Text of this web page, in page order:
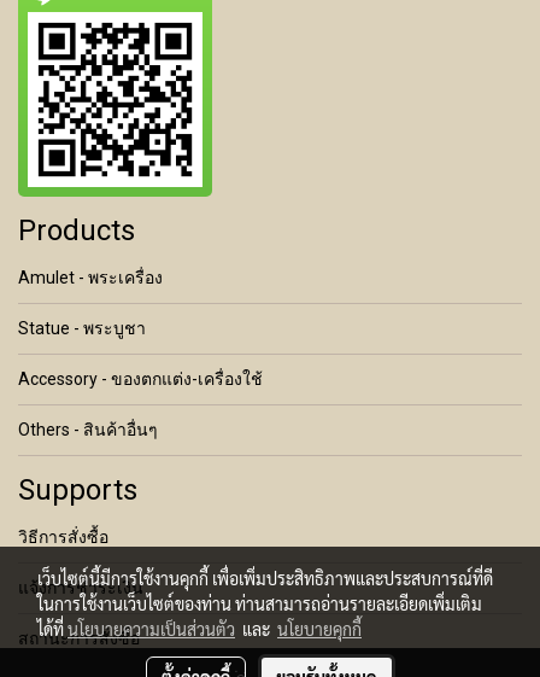
Products
Amulet - พระเครื่อง
Statue - พระบูชา
Accessory - ของตกแต่ง-เครื่องใช้
Others - สินค้าอื่นๆ
Supports
วิธีการสั่งซื้อ
แจ้งการชำระเงิน
สถานะการสั่งซื้อ
เว็บไซต์นี้มีการใช้งานคุกกี้ เพื่อเพิ่มประสิทธิภาพและประสบการณ์ที่ดี
ในการใช้งานเว็บไซต์ของท่าน ท่านสามารถอ่านรายละเอียดเพิ่มเติม
ได้ที่นโยบายความเป็นส่วนตัว และ นโยบายคุกกี้